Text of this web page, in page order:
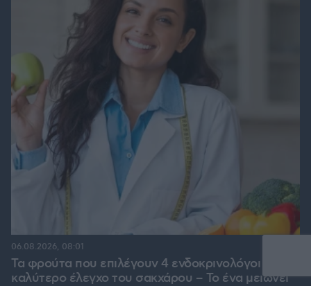
Τα φρούτα που επιλέγουν 4 ενδοκρινολόγοι για
καλύτερο έλεγχο του σακχάρου – Το ένα μειώνει
06.08.2026, 08:01